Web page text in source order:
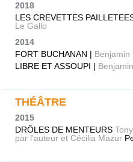
2018
LES CREVETTES
Le Gallo
2014
FORT BUCHANAN | Benjamin
LIBRE ET ASSOUPI |
THÉÂTRE
2015
DRÔLES DE MENTEURS
par l'auteur et Cécilia Mazur